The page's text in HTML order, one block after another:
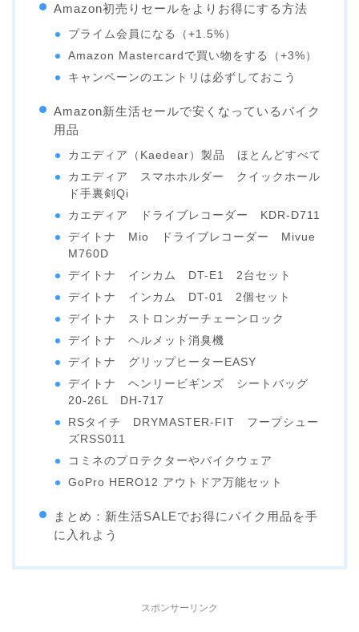
Amazon初売りセールをよりお得にする方法
プライム会員になる（+1.5%）
Amazon Mastercardで買い物をする（+3%）
キャンペーンのエントリは必ずしておこう
Amazon新生活セールで安くなっているバイク
用品
カエディア（Kaedear）製品 ほとんどすべて
カエディア スマホホルダー クイックホール
ド手裏剣Qi
カエディア ドライブレコーダー KDR-D711
デイトナ Mio ドライブレコーダー Mivue
M760D
デイトナ インカム DT-E1 2台セット
デイトナ インカム DT-01 2個セット
デイトナ ストロンガーチェーンロック
デイトナ ヘルメット消臭機
デイトナ グリップヒーターEASY
デイトナ ヘンリービギンズ シートバッグ
20-26L DH-717
RSタイチ DRYMASTER-FIT フープシュー
ズRSS011
コミネのプロテクターやバイクウェア
GoPro HERO12 アウトドア万能セット
まとめ：新生活SALEでお得にバイク用品を手
に入れよう
スポンサーリンク